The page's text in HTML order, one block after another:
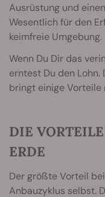
Ausrüstung und
Wesentlich für den
keimfreie Umgebung.
Wenn Du Dir das
erntest Du den Lohn.
bringt einige Vorteile
DIE
ERDE
Der größte Vorteil
Anbauzyklus selbst.